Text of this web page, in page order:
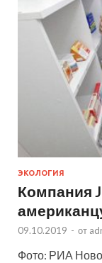
ЭКОЛОГИЯ
Компания
09.10.2019 - от
Фото: РИА